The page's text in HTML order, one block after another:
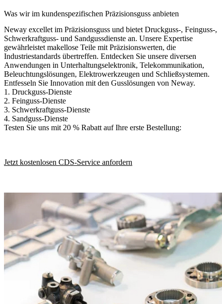
Was wir im kundenspezifischen Präzisionsguss anbieten
Neway excellet im Präzisionsguss und bietet Druckguss-, Feinguss-,
Schwerkraftguss- und Sandgussdienste an. Unsere Expertise
gewährleistet makellose Teile mit Präzisionswerten, die
Industriestandards übertreffen. Entdecken Sie unsere diversen
Anwendungen in Unterhaltungselektronik, Telekommunikation,
Beleuchtungslösungen, Elektrowerkzeugen und Schließsystemen.
Entfesseln Sie Innovation mit den Gusslösungen von Neway.
1. Druckguss-Dienste
2. Feinguss-Dienste
3. Schwerkraftguss-Dienste
4. Sandguss-Dienste
Testen Sie uns mit 20 % Rabatt auf Ihre erste Bestellung:
Jetzt kostenlosen CDS-Service anfordern